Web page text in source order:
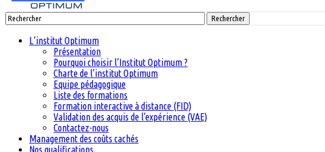
Rechercher
L’institut Optimum
Présentation
Pourquoi choisir l’Institut Optimum ?
Charte de l’institut Optimum
Equipe pédagogique
Liste des formations
Formation interactive à distance (FID)
Validation des acquis de l’expérience (VAE)
Contactez-nous
Management des coûts cachés
Nos qualifications